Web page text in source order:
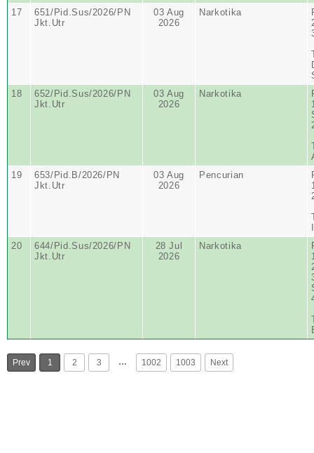
17
651/Pid.Sus/2026/PN
Jkt.Utr
03 Aug
2026
Narkotika
18
652/Pid.Sus/2026/PN
Jkt.Utr
03 Aug
2026
Narkotika
19
653/Pid.B/2026/PN
Jkt.Utr
03 Aug
2026
Pencurian
20
644/Pid.Sus/2026/PN
Jkt.Utr
28 Jul
2026
Narkotika
Prev 1 2 3 … 1002 1003 Next